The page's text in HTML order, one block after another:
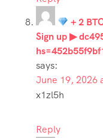
+ 2
Sign up ▶
says:
June 19, 2026
x1zl5h
Reply